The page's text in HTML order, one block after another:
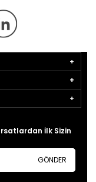
İlk Sizin
GÖNDER